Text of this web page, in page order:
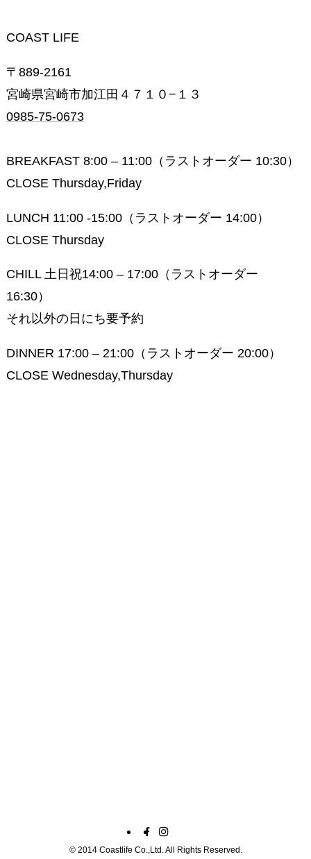
COAST LIFE
〒889-2161
宮崎県宮崎市加江田４７１０−１３
0985-75-0673
BREAKFAST 8:00 – 11:00（ラストオーダー 10:30）
CLOSE Thursday,Friday
LUNCH 11:00 -15:00（ラストオーダー 14:00）
CLOSE Thursday
CHILL 土日祝14:00 – 17:00（ラストオーダー
16:30）
それ以外の日にち要予約
DINNER 17:00 – 21:00（ラストオーダー 20:00）
CLOSE Wednesday,Thursday
©2014 Coastlife Co.,Ltd. All Rights Reserved.